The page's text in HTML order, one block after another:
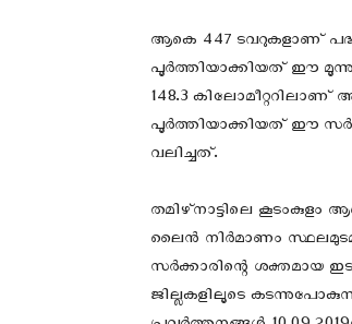
ആകെ 447 ടവറുകളാണ്
പൂർത്തിയാക്കിയത് ഈ മൂന്നു
148.3 കിലോമീറ്ററിലാണ്
പൂര്‍ത്തിയാക്കിയത് ഈ
വലിച്ചത്.
തമിഴ്‌നാട്ടിലെ
ലൈന്‍ നിര്‍മാണം
സര്‍ക്കാരിന്റെ ശക്തമായ
ജില്ലകളിലൂടെ